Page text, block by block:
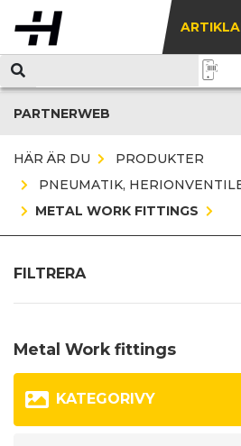
PARTNERWEB
HÄR ÄR DU
PRODUKTER
PNEUMATIK, HERIONVENTILER,
METAL WORK FITTINGS
FILTRERA
Metal Work fittings
KATEGORIVY